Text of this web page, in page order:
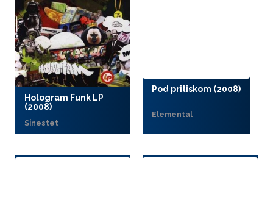
Hologram Funk LP
(2008)
Sinestet
Pod pritiskom (2008)
Elemental